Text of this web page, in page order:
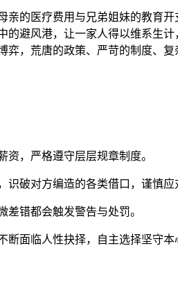
的医疗费用与兄弟姐妹的教育
避风港，让一家人得以维系生
，荒唐的政策、严苛的制度、
，严格遵守层层规章制度。
破对方编造的各类借口，谨慎应
错都会触发警告与处罚。
面临人性抉择，自主选择坚守